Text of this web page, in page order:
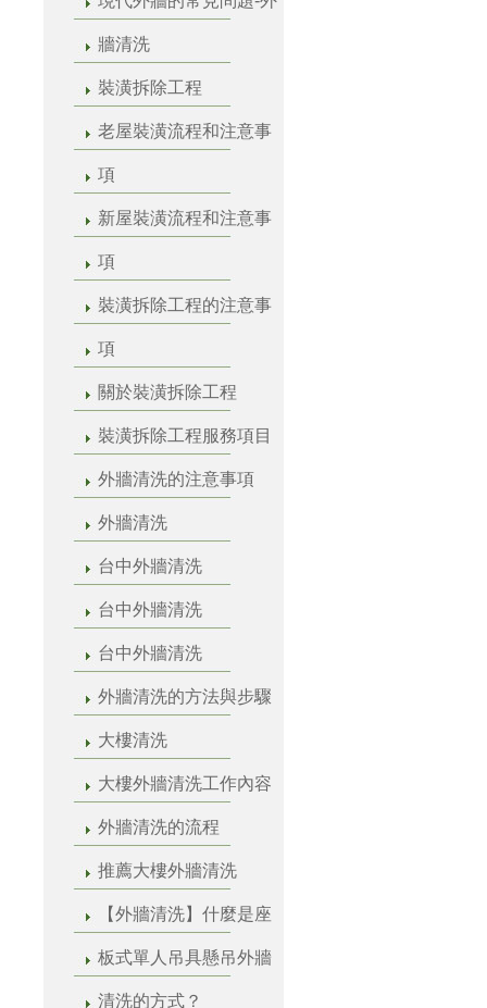
牆清洗
裝潢拆除工程
老屋裝潢流程和注意事
項
新屋裝潢流程和注意事
項
裝潢拆除工程的注意事
項
關於裝潢拆除工程
裝潢拆除工程服務項目
外牆清洗的注意事項
外牆清洗
台中外牆清洗
台中外牆清洗
台中外牆清洗
外牆清洗的方法與步驟
大樓清洗
大樓外牆清洗工作內容
外牆清洗的流程
推薦大樓外牆清洗
【外牆清洗】什麼是座
板式單人吊具懸吊外牆
清洗的方式？